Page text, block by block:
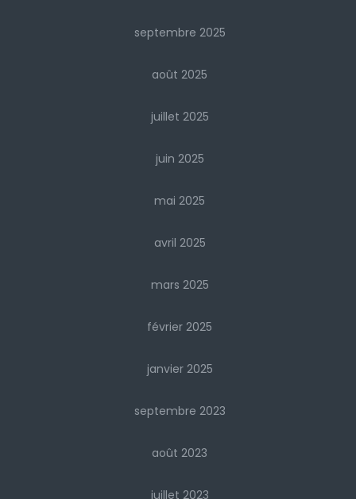
septembre 2025
août 2025
juillet 2025
juin 2025
mai 2025
avril 2025
mars 2025
février 2025
janvier 2025
septembre 2023
août 2023
juillet 2023